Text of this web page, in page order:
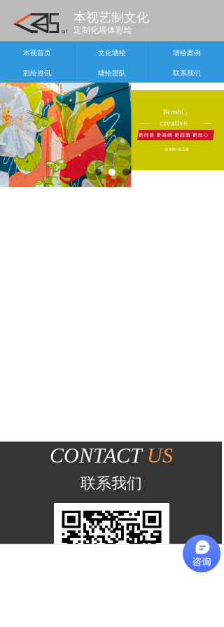
本视首页 文化墙绘 墙绘案例
本视艺制文化
定制化墙体彩绘
彩绘资讯 墙绘团队 联系我们
CONTACT US
联系我们